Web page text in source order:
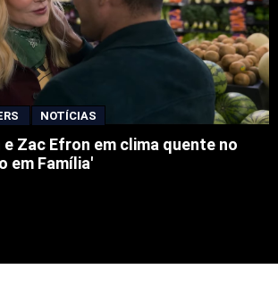
NOTÍCIAS
e Zac Efron em clima quente no
em Família'